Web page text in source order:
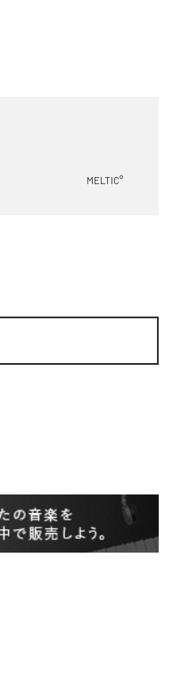
MELTIC°